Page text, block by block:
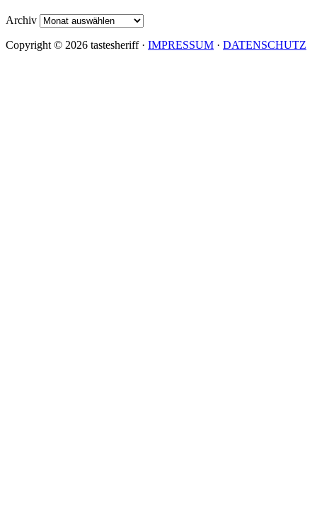
Archiv
Copyright © 2026 tastesheriff · IMPRESSUM · DATENSCHUTZ